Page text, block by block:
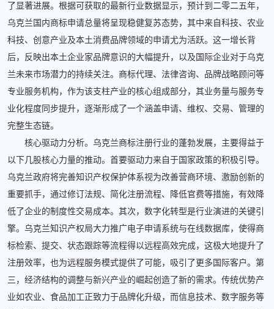
了显著进展。根据可获取的最新行业数据显示，预计到二零二五年，
乌克兰国内商标申请总量将呈现稳健复苏态势，其中来自科技、农业
科技、创意产业及本土消费品牌领域的申请尤为活跃。这一增长背
后，反映出本土企业家品牌意识的大幅提升，以及国际企业对于乌克
兰未来市场潜力的持续关注。商标代理、法律咨询、品牌战略顾问等
专业服务机构，作为该支柱产业的核心组成部分，其业务量与服务专
业化程度同步提升，逐渐形成了一个涵盖申请、维权、交易、管理的
完整生态链。
核心驱动力分析。乌克兰商标注册行业的蓬勃发展，主要得益于
以下几股核心力量的推动。首要驱动力来自于国家政策的积极引导。
乌克兰政府将完善知识产权保护体系视为改善营商环境、激励创新的
重要抓手，通过修订法规、简化注册流程、降低官费等措施，有效降
低了企业的制度性交易成本。其次，数字化转型是行业演进的关键引
擎。乌克兰知识产权局大力推广电子申请系统与在线数据库，使得商
标检索、提交、状态跟踪等流程得以远程高效完成，这极大地提升了
注册效率，也为远程服务模式提供了可能，吸引了更多国际客户。第
三，经济结构的调整与新兴产业的崛起创造了新的需求。传统优势产
业如农业、食品加工正致力于品牌化升级，而信息技术、数字服务等